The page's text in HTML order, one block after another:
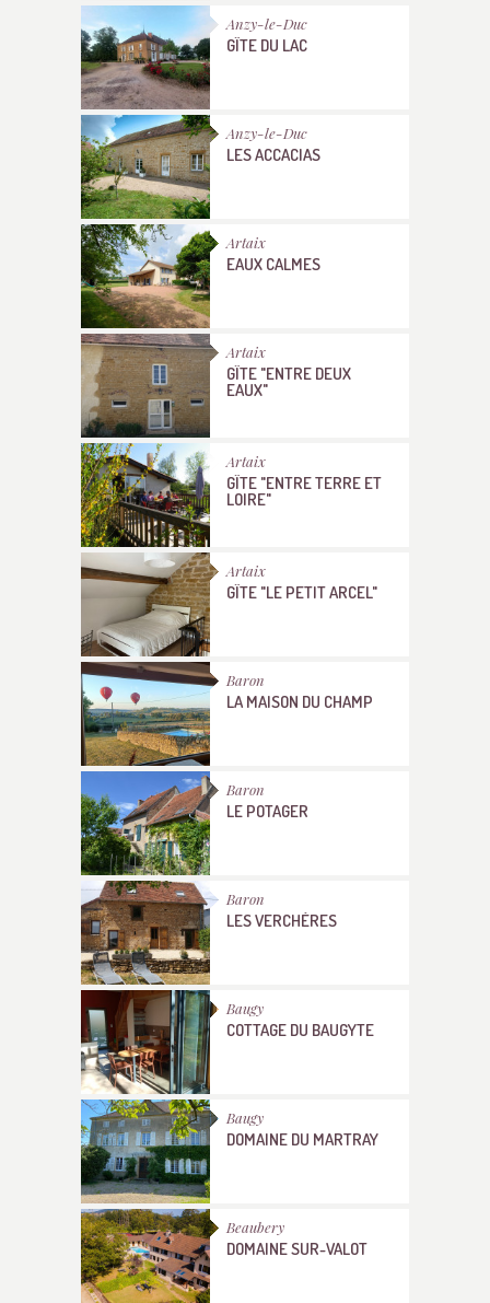
Anzy-le-Duc
GÎTE DU LAC
Anzy-le-Duc
LES ACCACIAS
Artaix
EAUX CALMES
Artaix
GÎTE "ENTRE DEUX
EAUX"
Artaix
GÎTE "ENTRE TERRE ET
LOIRE"
Artaix
GÎTE "LE PETIT ARCEL"
Baron
LA MAISON DU CHAMP
Baron
LE POTAGER
Baron
LES VERCHÈRES
Baugy
COTTAGE DU BAUGYTE
Baugy
DOMAINE DU MARTRAY
Beaubery
DOMAINE SUR-VALOT